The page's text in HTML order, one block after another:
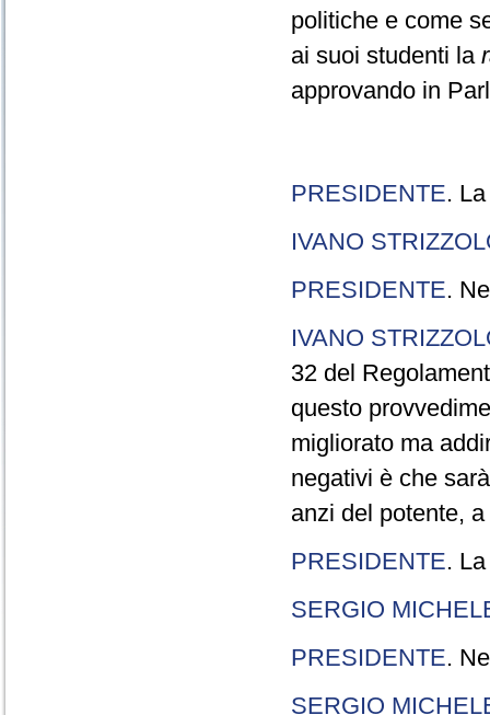
politiche e come
ai suoi studenti la
approvando in
PRESIDENTE.
IVANO
PRESIDENTE.
IVANO
32 del
questo
migliorato ma
negativi è che
anzi del potente,
PRESIDENTE.
SERGIO
PRESIDENTE.
SERGIO